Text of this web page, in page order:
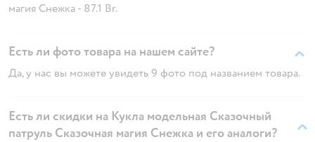
магия Снежка - 87.1 Br.
Есть ли фото товара на нашем сайте?
Да, у нас вы можете увидеть 9 фото под названием товара.
Есть ли скидки на Кукла модельная Сказочный
патруль Сказочная магия Снежка и его аналоги?